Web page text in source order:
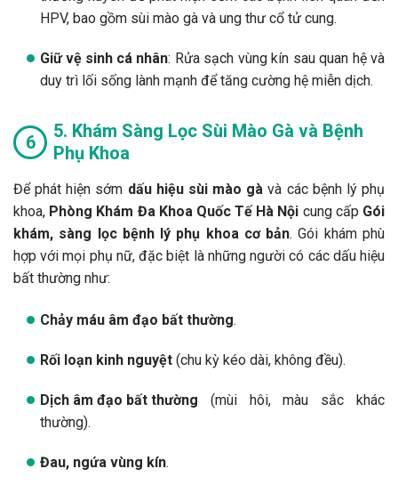
HPV, bao gồm sùi mào gà và ung thư cổ tử cung.
Giữ vệ sinh cá nhân: Rửa sạch vùng kín sau quan hệ và
duy trì lối sống lành mạnh để tăng cường hệ miễn dịch.
5. Khám Sàng Lọc Sùi Mào Gà và Bệnh
Phụ Khoa
Để phát hiện sớm dấu hiệu sùi mào gà và các bệnh lý phụ
khoa, Phòng Khám Đa Khoa Quốc Tế Hà Nội cung cấp Gói
khám, sàng lọc bệnh lý phụ khoa cơ bản. Gói khám phù
hợp với mọi phụ nữ, đặc biệt là những người có các dấu hiệu
bất thường như:
Chảy máu âm đạo bất thường.
Rối loạn kinh nguyệt (chu kỳ kéo dài, không đều).
Dịch âm đạo bất thường (mùi hôi, màu sắc khác
thường).
Đau, ngứa vùng kín.